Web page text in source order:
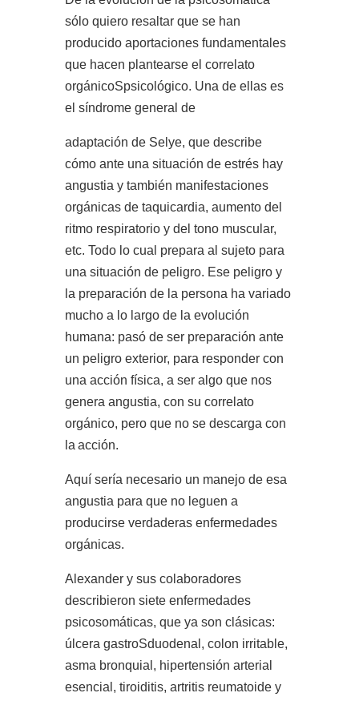
sólo quiero resaltar que se han
producido aportaciones fundamentales
que hacen plantearse el correlato
orgánicoSpsicológico. Una de ellas es
el síndrome general de
adaptación de Selye, que describe
cómo ante una situación de estrés hay
angustia y también manifestaciones
orgánicas de taquicardia, aumento del
ritmo respiratorio y del tono muscular,
etc. Todo lo cual prepara al sujeto para
una situación de peligro. Ese peligro y
la preparación de la persona ha variado
mucho a lo largo de la evolución
humana: pasó de ser preparación ante
un peligro exterior, para responder con
una acción física, a ser algo que nos
genera angustia, con su correlato
orgánico, pero que no se descarga con
la acción.
Aquí sería necesario un manejo de esa
angustia para que no leguen a
producirse verdaderas enfermedades
orgánicas.
Alexander y sus colaboradores
describieron siete enfermedades
psicosomáticas, que ya son clásicas:
úlcera gastroSduodenal, colon irritable,
asma bronquial, hipertensión arterial
esencial, tiroiditis, artritis reumatoide y